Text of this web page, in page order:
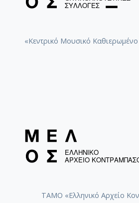
«Κεντρικό Μουσικό
ΤΑΜΟ «Ελληνικό Αρχείο